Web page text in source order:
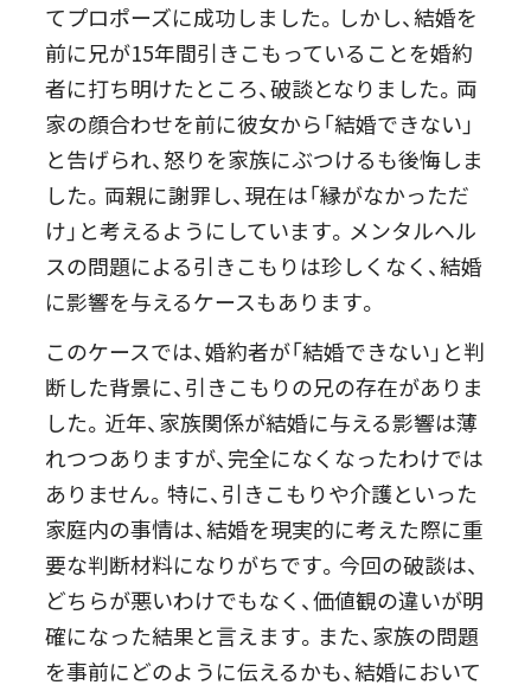
てプロポーズに成功しました。しかし、結婚を
前に兄が15年間引きこもっていることを婚約
者に打ち明けたところ、破談となりました。両
家の顔合わせを前に彼女から「結婚できない」
と告げられ、怒りを家族にぶつけるも後悔しま
した。両親に謝罪し、現在は「縁がなかっただ
け」と考えるようにしています。メンタルヘル
スの問題による引きこもりは珍しくなく、結婚
に影響を与えるケースもあります。
このケースでは、婚約者が「結婚できない」と判
断した背景に、引きこもりの兄の存在がありま
した。近年、家族関係が結婚に与える影響は薄
れつつありますが、完全になくなったわけでは
ありません。特に、引きこもりや介護といった
家庭内の事情は、結婚を現実的に考えた際に重
要な判断材料になりがちです。今回の破談は、
どちらが悪いわけでもなく、価値観の違いが明
確になった結果と言えます。また、家族の問題
を事前にどのように伝えるかも、結婚において